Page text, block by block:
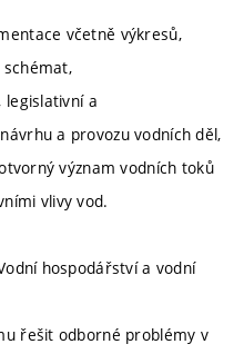
včetně výkresů,
legislativní a
a provozu vodních děl,
význam vodních toků
vlivy vod.
hospodářství a vodní
řešit odborné problémy v